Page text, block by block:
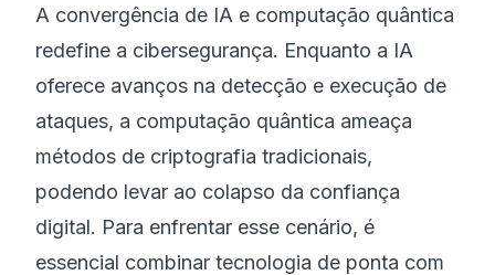
A convergência de IA e computação quântica
redefine a cibersegurança. Enquanto a IA
oferece avanços na detecção e execução de
ataques, a computação quântica ameaça
métodos de criptografia tradicionais,
podendo levar ao colapso da confiança
digital. Para enfrentar esse cenário, é
essencial combinar tecnologia de ponta com